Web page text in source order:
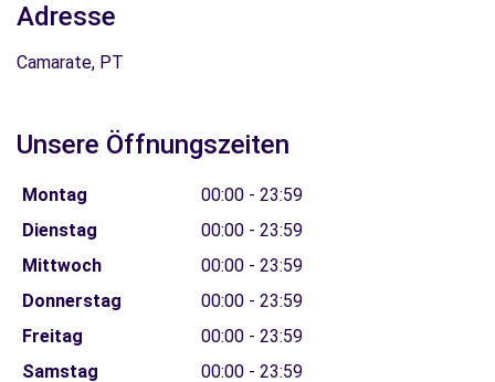
Adresse
Camarate, PT
Unsere Öffnungszeiten
Montag
00:00 - 23:59
Dienstag
00:00 - 23:59
Mittwoch
00:00 - 23:59
Donnerstag
00:00 - 23:59
Freitag
00:00 - 23:59
Samstag
00:00 - 23:59